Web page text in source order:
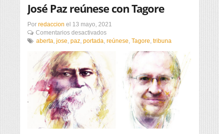
José Paz reúnese con Tagore
Por redaccion el 13 mayo, 2021
Comentarios desactivadosen
José
aberta jose paz portada reúnese Tagore tribuna